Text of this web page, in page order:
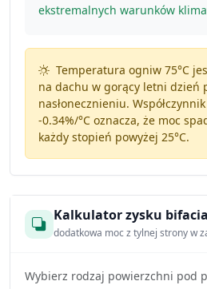
ekstremalnych warunków
Temperatura ogniw 75°C
na dachu w gorący letni dzień
nasłonecznieniu.
-0.34%/°Coznacza, że moc
każdy stopień powyżej 25°C.
Kalkulator zysku
dodatkowa moc z tylnej strony w
Wybierz rodzaj powierzchni pod